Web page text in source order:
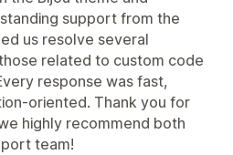
support from the
us resolve several
related to custom code
response was fast,
oriented. Thank you for
highly recommend both
team!